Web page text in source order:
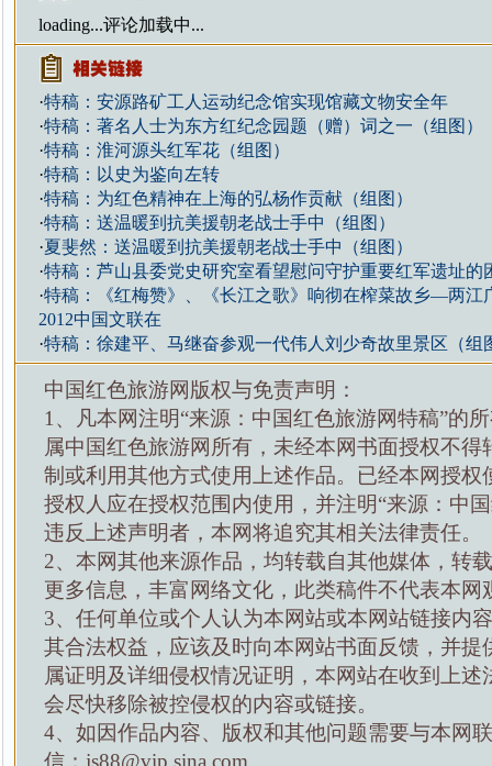
loading...评论加载中...
·特稿：安源路矿工人运动纪念馆实现馆藏文物安全年
·特稿：著名人士为东方红纪念园题（赠）词之一（组图）
·特稿：淮河源头红军花（组图）
·特稿：以史为鉴向左转
·特稿：为红色精神在上海的弘杨作贡献（组图）
·特稿：送温暖到抗美援朝老战士手中（组图）
·夏斐然：送温暖到抗美援朝老战士手中（组图）
·特稿：芦山县委党史研究室看望慰问守护重要红军遗址的
·特稿：《红梅赞》、《长江之歌》响彻在榨菜故乡—两江
2012中国文联在
·特稿：徐建平、马继奋参观一代伟人刘少奇故里景区（组
中国红色旅游网版权与免责声明：
1、凡本网注明“来源：中国红色旅游网特稿”的
属中国红色旅游网所有，未经本网书面授权不得
制或利用其他方式使用上述作品。已经本网授权
授权人应在授权范围内使用，并注明“来源：中
违反上述声明者，本网将追究其相关法律责任。
2、本网其他来源作品，均转载自其他媒体，转
更多信息，丰富网络文化，此类稿件不代表本网
3、任何单位或个人认为本网站或本网站链接内
其合法权益，应该及时向本网站书面反馈，并提
属证明及详细侵权情况证明，本网站在收到上述
会尽快移除被控侵权的内容或链接。
4、如因作品内容、版权和其他问题需要与本网
信：js88@vip.sina.com